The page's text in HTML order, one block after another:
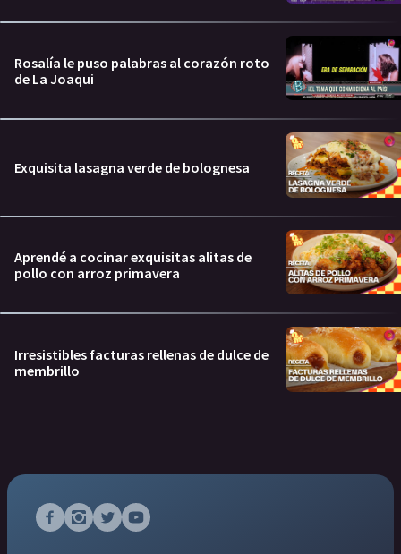
Rosalía le puso palabras al corazón roto
de La Joaqui
Exquisita lasagna verde de bolognesa
Aprendé a cocinar exquisitas alitas de
pollo con arroz primavera
Irresistibles facturas rellenas de dulce de
membrillo